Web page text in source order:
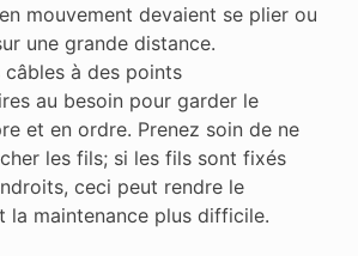
mouvement devaient se plier ou
une grande distance.
câbles à des points
au besoin pour garder le
et en ordre. Prenez soin de ne
les fils; si les fils sont fixés
ceci peut rendre le
la maintenance plus difficile.